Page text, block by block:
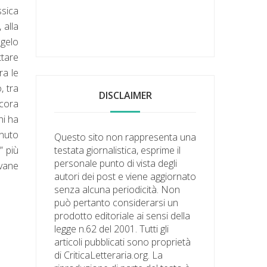
alla
le
tra
ha
più
DISCLAIMER
Questo sito non rappresenta una
testata giornalistica, esprime il
personale punto di vista degli
autori dei post e viene aggiornato
senza alcuna periodicità. Non
può pertanto considerarsi un
prodotto editoriale ai sensi della
legge n.62 del 2001. Tutti gli
articoli pubblicati sono proprietà
di CriticaLetteraria.org. La